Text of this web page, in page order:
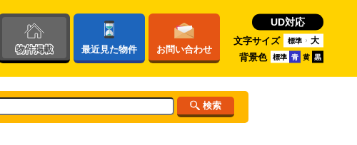
UD対応
文字サイズ 標準 大
背景色 標準 青 黄 黒
物件掲載 最近見た物件 お問い合わせ
検索